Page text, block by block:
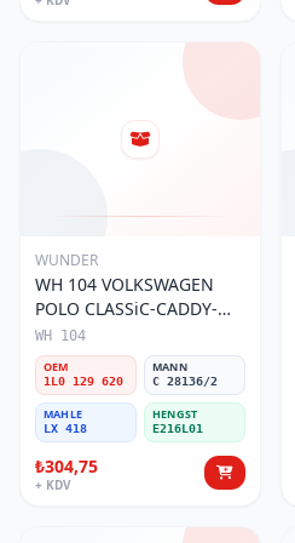
WUNDER
WH 104 VOLKSWAGEN
POLO CLASSiC-CADDY-
SEAT iBiZA 1L0 129 620
Hava Filtresi
WH 104
OEM
1L0 129 620
MANN
C 28136/2
MAHLE
LX 418
HENGST
E216L01
₺304,75
+ KDV